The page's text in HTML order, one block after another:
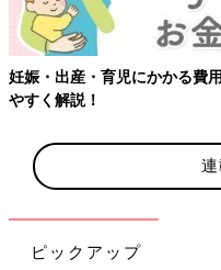
妊娠・出産・育児にかかる費
やすく解説！
ピックアップ